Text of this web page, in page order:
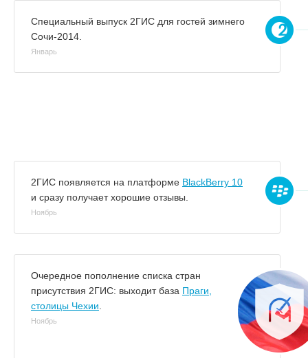
Специальный выпуск 2ГИС для гостей зимнего
Сочи-2014.
Январь
2ГИС появляется на платформе BlackBerry 10
и сразу получает хорошие отзывы.
Ноябрь
Очередное пополнение списка стран
присутствия 2ГИС: выходит база Праги,
столицы Чехии
Ноябрь